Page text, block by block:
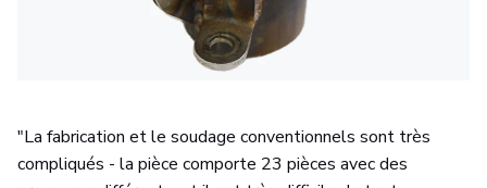
"La fabrication et le soudage conventionnels sont très
compliqués - la pièce comporte 23 pièces avec des